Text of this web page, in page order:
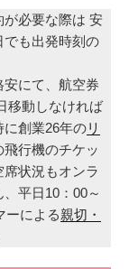
必要な際は 安
も出発時刻の
にて、航空券
移動しなければ
に創業26年のリ
行機のチケッ
状況もオンラ
平日10：00～
ーによる親切・